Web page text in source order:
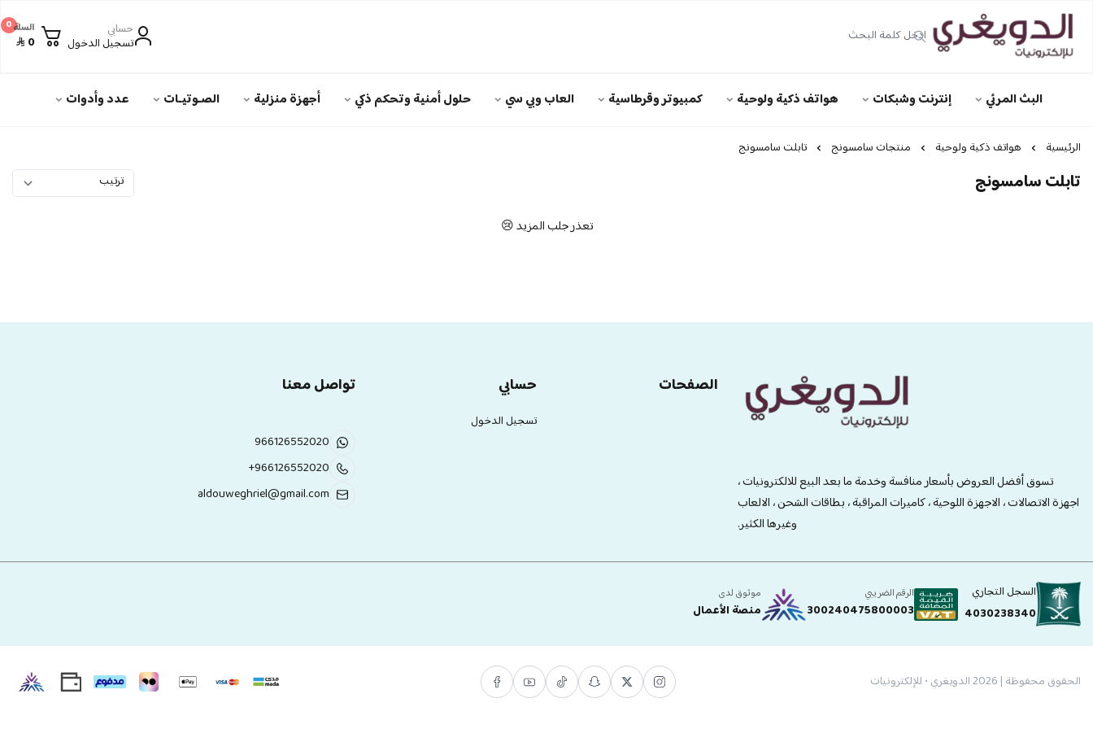
الدويغري • للإلكترونيات
حسابي
تسجيل الدخول
0السلة
0
البث المرئي إنترنت وشبكات هواتف ذكية ولوحية كمبيوتر وقرطاسية العاب وبي سي حلول أمنية وتحكم ذكي أجهزة منزلية الصـوتيـات عدد وأدوات
الرئيسية هواتف ذكية ولوحية منتجات سامسونج تابلت سامسونج
تابلت سامسونج
تعذر جلب المزيد 😢
تسوق أفضل العروض بأسعار منافسة وخدمة ما بعد البيع للالكترونيات ،
اجهزة الاتصالات ، الاجهزة اللوحية ، كاميرات المراقبة ، بطاقات الشحن ، الالعاب
وغيرها الكثير.
الصفحات حسابي
تسجيل الدخول
تواصل معنا
966126552020
+966126552020
aldouweghriel@gmail.com
السجل التجاري
4030238340
الرقم الضريبي
300240475800003
موثوق لدى
منصة الأعمال
الحقوق محفوظة | 2026 الدويغري • للإلكترونيات